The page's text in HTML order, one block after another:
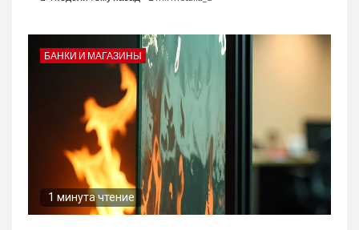
БАНКИ И МАГАЗИНЫ
1 минута чтение